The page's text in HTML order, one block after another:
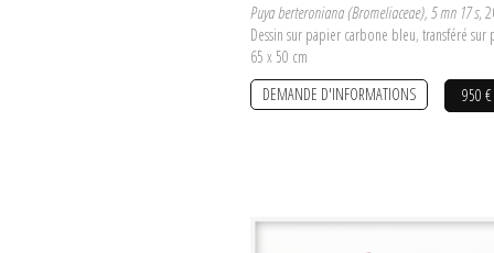
Puya berteroniana (Bromeliaceae), 5 mn 17 s,
Dessin sur papier carbone bleu, transféré sur
65 x 50 cm
950 €
DEMANDE D'INFORMATIONS